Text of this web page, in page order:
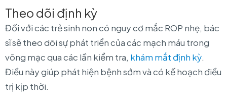
Theo dõi định kỳ
Đối với các trẻ sinh non có nguy cơ mắc ROP nhẹ, bác
sĩ sẽ theo dõi sự phát triển của các mạch máu trong
võng mạc qua các lần kiểm tra, khám mắt định kỳ.
Điều này giúp phát hiện bệnh sớm và có kế hoạch điều
trị kịp thời.